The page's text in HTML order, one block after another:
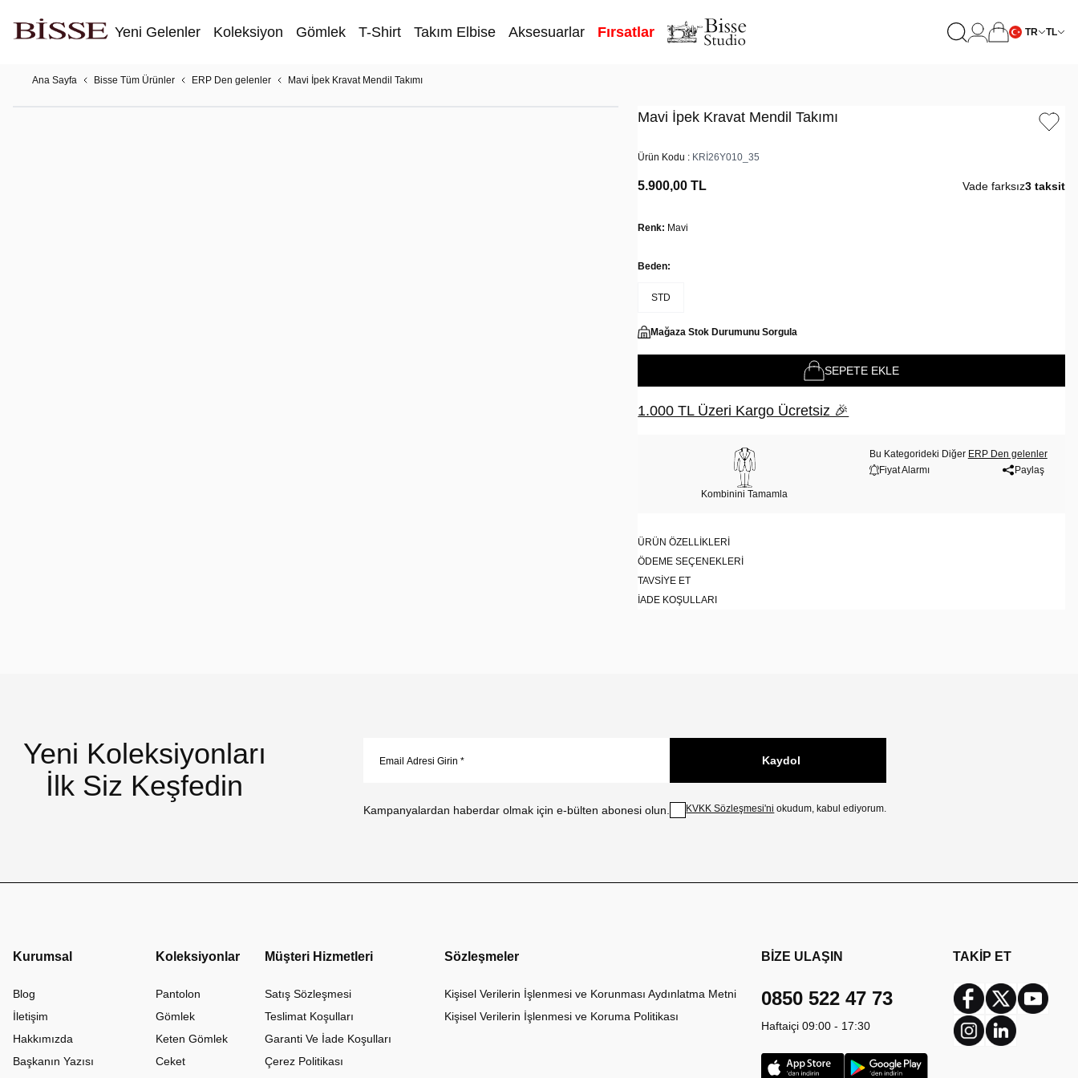
Yeni Gelenler Koleksiyon Gömlek T-Shirt Takım Elbise Aksesuarlar Fırsatlar TR TL
Ana Sayfa Bisse Tüm Ürünler ERP Den gelenler Mavi İpek Kravat Mendil Takımı
Mavi İpek Kravat Mendil Takımı
Ürün Kodu : KRİ26Y010_35
5.900,00 TL Vade farksız3 taksit
Renk: Mavi
Beden:
STD
Mağaza Stok Durumunu Sorgula
SEPETE EKLE
1.000 TL Üzeri Kargo Ücretsiz 🎉
Kombinini Tamamla
Bu Kategorideki Diğer ERP Den gelenler
Fiyat Alarmı
Paylaş
ÜRÜN ÖZELLIKLERI
ÖDEME SEÇENEKLERI
TAVSIYE ET
İADE KOŞULLARI
Yeni Koleksiyonları
İlk Siz Keşfedin
Kampanyalardan haberdar olmak için e-bülten abonesi olun.
Kaydol
KVKK Sözleşmesi'ni okudum, kabul ediyorum.
Kurumsal
Blog
İletişim
Hakkımızda
Başkanın Yazısı
Koleksiyonlar
Pantolon
Gömlek
Keten Gömlek
Ceket
Müşteri Hizmetleri
Satış Sözleşmesi
Teslimat Koşulları
Garanti Ve İade Koşulları
Çerez Politikası
Sözleşmeler
Kişisel Verilerin İşlenmesi ve Korunması Aydınlatma Metni
Kişisel Verilerin İşlenmesi ve Koruma Politikası
BİZE ULAŞIN
0850 522 47 73
Haftaiçi 09:00 - 17:30
TAKİP ET
Facebook
Twitter
InstagramLinkedin